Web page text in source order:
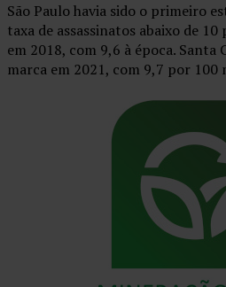
São Paulo havia sido o primeiro
taxa de assassinatos abaixo de
em 2018, com 9,6 à época. Santa
marca em 2021, com 9,7 por 100